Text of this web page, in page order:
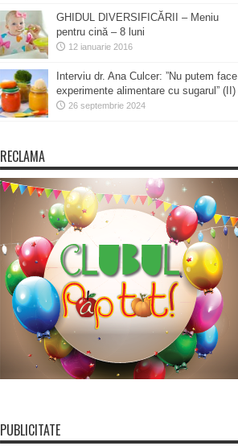
GHIDUL DIVERSIFICĂRII – Meniu
pentru cină – 8 luni
12 ianuarie 2016
Interviu dr. Ana Culcer: ”Nu putem face
experimente alimentare cu sugarul” (II)
26 septembrie 2024
RECLAMA
PUBLICITATE